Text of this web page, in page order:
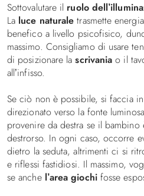
Sottovalutare il ruolo
La luce naturale trasmette
benefico a livello psicofisico,
massimo. Consigliamo di usare
di posizionare lascrivania o il
all’infisso.
Se ciò non è possibile, si faccia
direzionato verso la fonte
provenire da destra se il
destrorso. In ogni caso, occorre
dietro la seduta, altrimenti ci si
e riflessi fastidiosi. Il massimo,
se anche l’area giochifosse